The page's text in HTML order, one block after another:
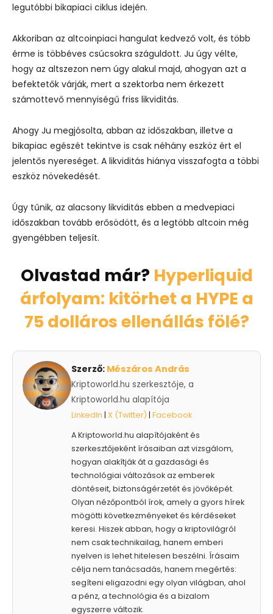
legutóbbi bikapiaci ciklus idején.
Akkoriban az altcoinpiaci hangulat kedvező volt, és több
érme is többéves csúcsokra száguldott. Ju úgy vélte,
hogy az altszezon nem úgy alakul majd, ahogyan azt a
befektetők várják, mert a szektorba nem érkezett
számottevő mennyiségű friss likviditás.
Ahogy Ju megjósolta, abban az időszakban, illetve a
bikapiac egészét tekintve is csak néhány eszköz ért el
jelentős nyereséget. A likviditás hiánya visszafogta a többi
eszköz növekedését.
Úgy tűnik, az alacsony likviditás ebben a medvepiaci
időszakban tovább erősödött, és a legtöbb altcoin még
gyengébben teljesít.
Olvastad már? Hyperliquid
árfolyam: kitörhet a HYPE a
75 dolláros ellenállás fölé?
Szerző: Mészáros András
Kriptoworld.hu szerkesztője, a
Kriptoworld.hu alapítója
LinkedIn | X (Twitter) | Facebook
A Kriptoworld.hu alapítójaként és
szerkesztőjeként írásaiban azt vizsgálom,
hogyan alakítják át a gazdasági és
technológiai változások az emberek
döntéseit, biztonságérzetét és jövőképét.
Olyan nézőpontból írok, amely a gyors hírek
mögötti következményeket és kérdéseket
keresi. Hiszek abban, hogy a kriptovilágról
nem csak technikailag, hanem emberi
nyelven is lehet hitelesen beszélni. Írásaim
célja nem tanácsadás, hanem megértés:
segíteni eligazodni egy olyan világban, ahol
a pénz, a technológia és a bizalom
egyszerre változik.